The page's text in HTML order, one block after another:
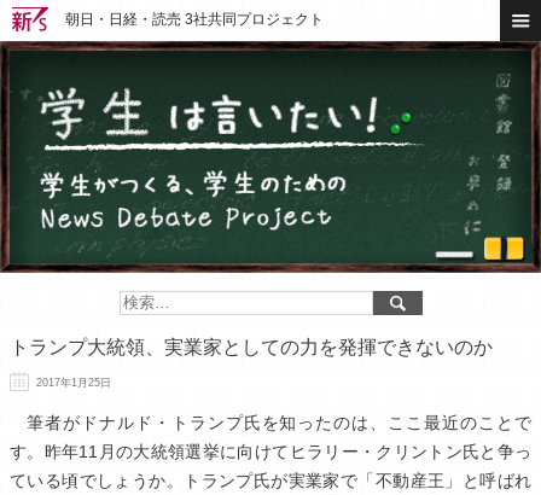
朝日・日経・読売 3社共同プロジェクト
トランプ大統領、実業家としての力を発揮できないのか
2017年1月25日
筆者がドナルド・トランプ氏を知ったのは、ここ最近のことで
す。昨年11月の大統領選挙に向けてヒラリー・クリントン氏と争っ
ている頃でしょうか。トランプ氏が実業家で「不動産王」と呼ばれ